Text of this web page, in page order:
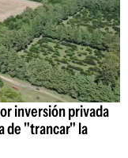
inversión privada
de "trancar" la